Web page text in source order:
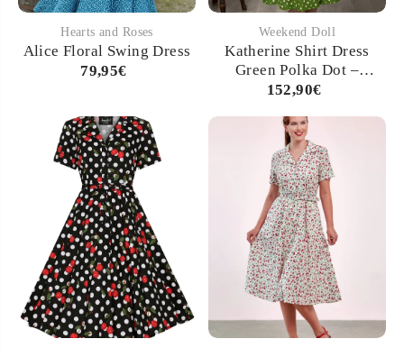
Hearts and Roses
Alice Floral Swing Dress
79,95€
Weekend Doll
Katherine Shirt Dress
Green Polka Dot –
Vintage-inspiriertes
152,90€